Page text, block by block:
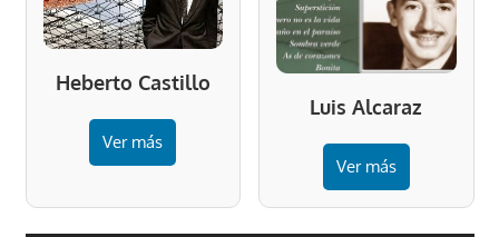
Heberto Castillo
Ver más
Luis Alcaraz
Ver más